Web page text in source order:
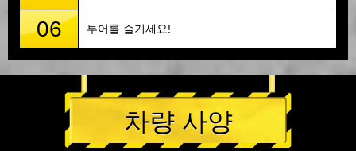
06 투어를 즐기세요!
차량 사양